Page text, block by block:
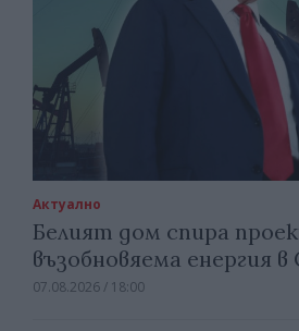
Актуално
Белият дом спира
възобновяема енергия
07.08.2026 / 18:00